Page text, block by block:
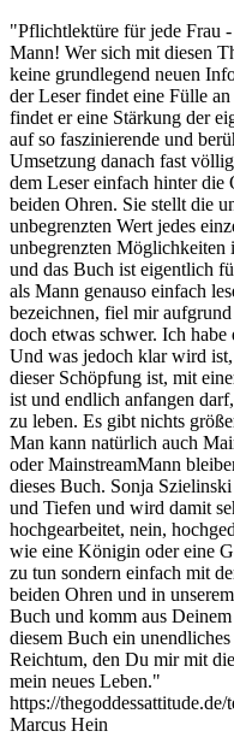
"Pflichtlektüre für jede Frau
Mann! Wer sich mit diesen
keine grundlegend neuen
der Leser findet eine Fülle
findet er eine Stärkung der
auf so faszinierende und
Umsetzung danach fast
dem Leser einfach hinter die
beiden Ohren. Sie stellt die
unbegrenzten Wert jedes
unbegrenzten Möglichkeiten
und das Buch ist eigentlich
als Mann genauso einfach
bezeichnen, fiel mir
doch etwas schwer. Ich
Und was jedoch klar wird
dieser Schöpfung ist, mit
ist und endlich anfangen
zu leben. Es gibt nichts
Man kann natürlich auch
oder MainstreamMann
dieses Buch. Sonja
und Tiefen und wird damit
hochgearbeitet, nein,
wie eine Königin oder eine
zu tun sondern einfach mit
beiden Ohren und in
Buch und komm aus
diesem Buch ein
Reichtum, den Du mir mit
mein neues Leben."
https://
Marcus Hein